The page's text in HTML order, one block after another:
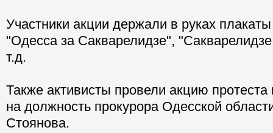
Участники акции держали в руках
"Одесса за Сакварелидзе",
т.д.
Также активисты провели акцию протеста
на должность прокурора Одесской
Стоянова.